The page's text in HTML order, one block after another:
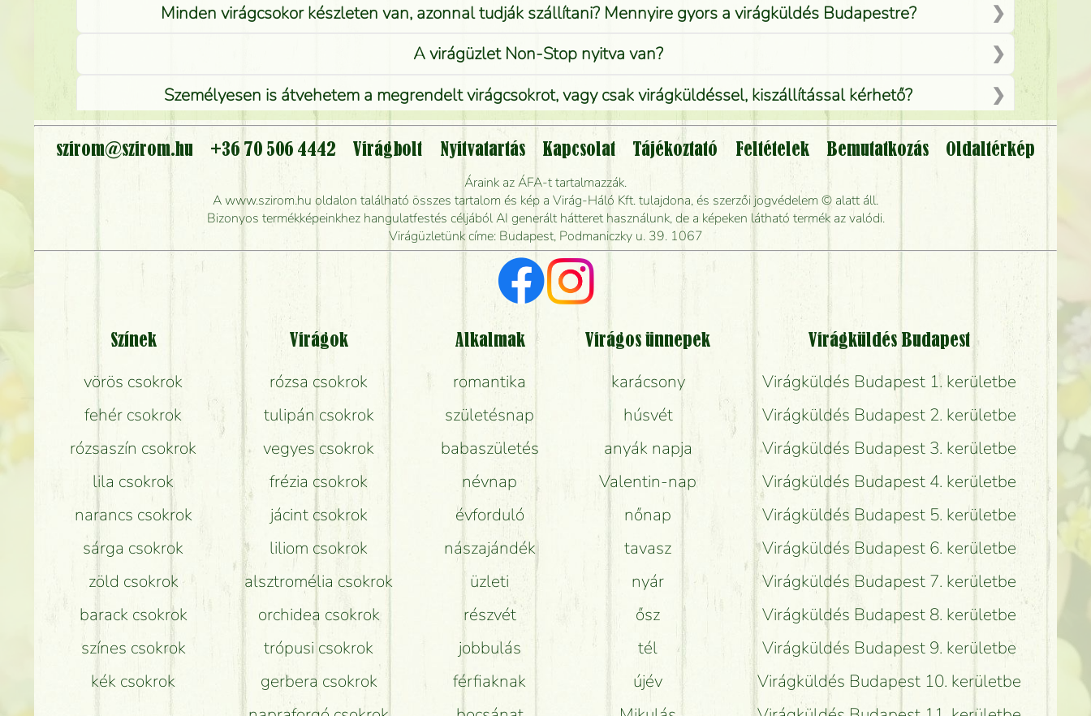
Minden virágcsokor készleten van, azonnal tudják szállítani? Mennyire gyors a virágküldés Budapestre?
A virágüzlet Non-Stop nyitva van?
Személyesen is átvehetem a megrendelt virágcsokrot, vagy csak virágküldéssel, kiszállítással kérhető?
Vidékre is lehet rendelni?
Meddig rendelhetek virágküldést úgy, hogy még ma kiszállítsák?
Mennyire gyorsan tudják elkészíteni a csokrot, és mikor tudják leghamarabb kiszállítani?
Vörös rózsát keresek, van önöknél?
Milyen visszajelzést kapok a virágküldésről?
Tényleg azt kapom, ami a képen van?
Mit kell tudni a virágcsokrok szállításáról?
Hogy marad a lehető legtovább friss a csokor?
szirom@szirom.hu +36 70 506 4442 Virágbolt Nyitvatartás Kapcsolat Tájékoztató Feltételek Bemutatkozás
Oldaltérkép
Áraink az ÁFA-t tartalmazzák.
A www.szirom.hu oldalon található összes tartalom és kép a Virág-Háló Kft. tulajdona, és szerzői jogvédelem © alatt áll.
Bizonyos termékképeinkhez hangulatfestés céljából AI generált hátteret használunk, de a képeken látható termék az valódi.
Virágüzletünk címe: Budapest, Podmaniczky u. 39. 1067
Színek
vörös csokrok
fehér csokrok
rózsaszín csokrok
lila csokrok
narancs csokrok
sárga csokrok
zöld csokrok
barack csokrok
színes csokrok
kék csokrok
Virágok
rózsa csokrok
tulipán csokrok
vegyes csokrok
frézia csokrok
jácint csokrok
liliom csokrok
alsztromélia csokrok
orchidea csokrok
trópusi csokrok
gerbera csokrok
Alkalmak
romantika
születésnap
babaszületés
névnap
évforduló
nászajándék
üzleti
részvét
jobbulás
férfiaknak
Virágos ünnepek
karácsony
húsvét
anyák napja
Valentin-nap
nőnap
tavasz
nyár
ősz
tél
újév
Virágküldés Budapest
Virágküldés Budapest 1. kerületbe
Virágküldés Budapest 2. kerületbe
Virágküldés Budapest 3. kerületbe
Virágküldés Budapest 4. kerületbe
Virágküldés Budapest 5. kerületbe
Virágküldés Budapest 6. kerületbe
Virágküldés Budapest 7. kerületbe
Virágküldés Budapest 8. kerületbe
Virágküldés Budapest 9. kerületbe
Virágküldés Budapest 10. kerületbe